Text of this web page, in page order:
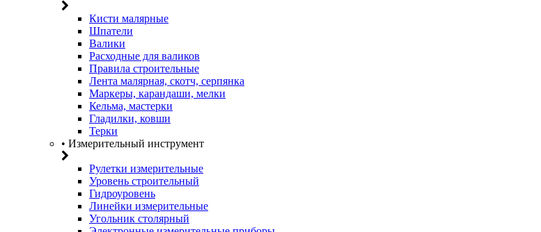
Кисти малярные
Шпатели
Валики
Расходные для валиков
Правила строительные
Лента малярная, скотч, серпянка
Маркеры, карандаши, мелки
Кельма, мастерки
Гладилки, ковши
Терки
• Измерительный инструмент
Рулетки измерительные
Уровень строительный
Гидроуровень
Линейки измерительные
Угольник столярный